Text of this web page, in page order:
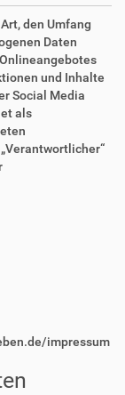
den Umfang
Daten
und Inhalte
Social Media
als
impressum